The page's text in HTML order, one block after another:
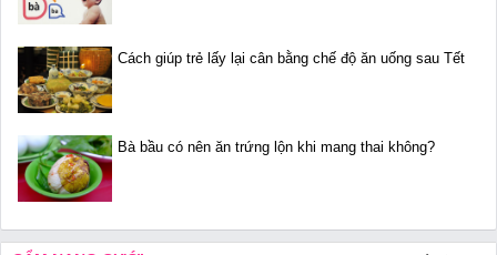
Cách giúp trẻ lấy lại cân bằng chế độ ăn uống sau Tết
Bà bầu có nên ăn trứng lộn khi mang thai không?